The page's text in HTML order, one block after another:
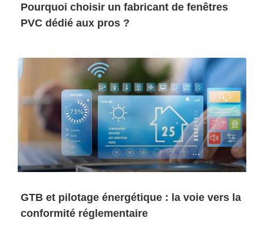
Pourquoi choisir un fabricant de fenêtres
PVC dédié aux pros ?
GTB et pilotage énergétique : la voie vers la
conformité réglementaire